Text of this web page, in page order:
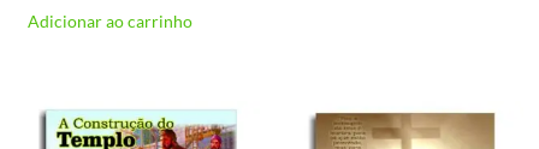
Adicionar ao carrinho